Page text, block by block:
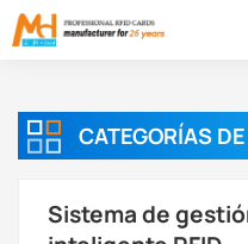
CATEGORÍAS
Sistema de